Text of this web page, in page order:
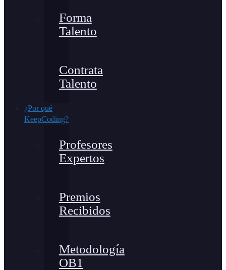
Forma
Talento
Contrata
Talento
¿Por qué
KeepCoding?
Profesores
Expertos
Premios
Recibidos
Metodología
OB1